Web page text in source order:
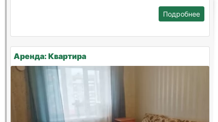
Подробнее
Аренда: Квартира